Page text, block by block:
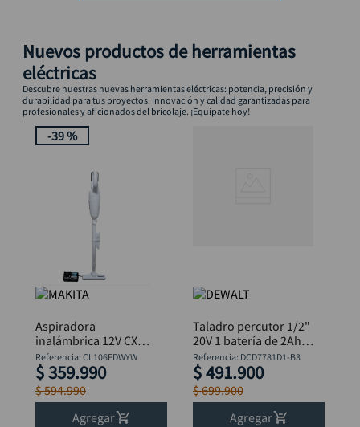
Nuevos productos de herramientas
eléctricas
Descubre nuestras nuevas herramientas eléctricas: potencia, precisión y
durabilidad para tus proyectos. Innovación y calidad garantizadas para
profesionales y aficionados del bricolaje. ¡Equípate hoy!
-39 %
Aspiradora
inalámbrica 12V CXT 1
(BL1016)+cargador
MAKITA
Referencia: CL106FDWYW
$359.990
$594.990
Agregar
Taladro percutor 1/2"
20V 1 batería de 2Ah +
bolso DeWalt
DCD7781D1-B3
+Obsequio
Avellanador Dewalt
DW2700
Referencia: DCD7781D1-B3
$491.900
$699.900
Agregar